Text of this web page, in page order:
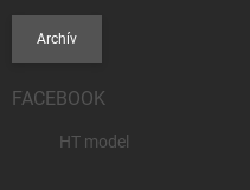
Archív
FACEBOOK
HT model